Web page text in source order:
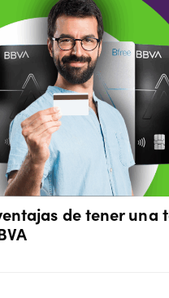
de tener una